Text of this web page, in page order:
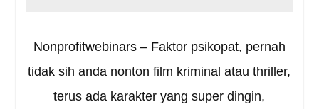
Nonprofitwebinars – Faktor psikopat, pernah
tidak sih anda nonton film kriminal atau thriller,
terus ada karakter yang super dingin,